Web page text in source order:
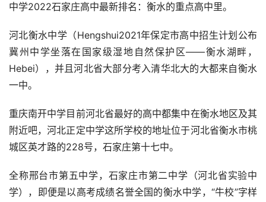
中学2022石家庄高中最新排名：衡水的重点高中里。
河北衡水中学（Hengshui2021年保定市高中招生计划公布
冀州中学坐落在国家级湿地自然保护区——衡水湖畔，
Hebei），并且河北省大部分考入清华北大的大都来自衡水
一中。
重庆南开中学目前河北省最好的高中都集中在衡水地区及其
附近吧，河北正定中学这所学校的地址位于河北省衡水市桃
城区英才路的228号，石家庄第十七中。
全称邢台市第五中学，石家庄市第二中学（河北省实验中
学），即便是以高考成绩名誉全国的衡水中学，“牛校”字样